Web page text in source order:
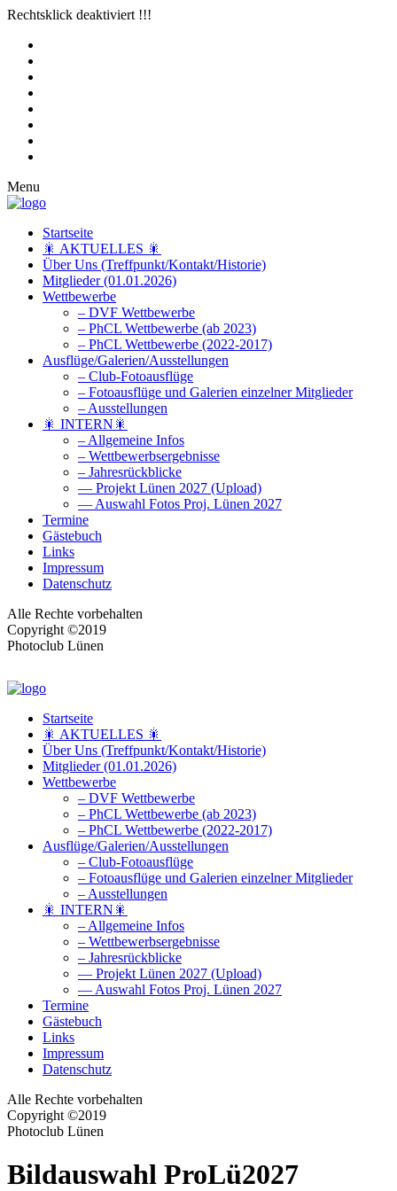
Rechtsklick deaktiviert !!!
Menu
Startseite
🎇 AKTUELLES 🎇
Über Uns (Treffpunkt/Kontakt/Historie)
Mitglieder (01.01.2026)
Wettbewerbe
– DVF Wettbewerbe
– PhCL Wettbewerbe (ab 2023)
– PhCL Wettbewerbe (2022-2017)
Ausflüge/Galerien/Ausstellungen
– Club-Fotoausflüge
– Fotoausflüge und Galerien einzelner Mitglieder
– Ausstellungen
🎇 INTERN🎇
– Allgemeine Infos
– Wettbewerbsergebnisse
– Jahresrückblicke
— Projekt Lünen 2027 (Upload)
— Auswahl Fotos Proj. Lünen 2027
Termine
Gästebuch
Links
Impressum
Datenschutz
Alle Rechte vorbehalten
Copyright ©2019
Photoclub Lünen
Startseite
🎇 AKTUELLES 🎇
Über Uns (Treffpunkt/Kontakt/Historie)
Mitglieder (01.01.2026)
Wettbewerbe
– DVF Wettbewerbe
– PhCL Wettbewerbe (ab 2023)
– PhCL Wettbewerbe (2022-2017)
Ausflüge/Galerien/Ausstellungen
– Club-Fotoausflüge
– Fotoausflüge und Galerien einzelner Mitglieder
– Ausstellungen
🎇 INTERN🎇
– Allgemeine Infos
– Wettbewerbsergebnisse
– Jahresrückblicke
— Projekt Lünen 2027 (Upload)
— Auswahl Fotos Proj. Lünen 2027
Termine
Gästebuch
Links
Impressum
Datenschutz
Alle Rechte vorbehalten
Copyright ©2019
Photoclub Lünen
Bildauswahl ProLü2027